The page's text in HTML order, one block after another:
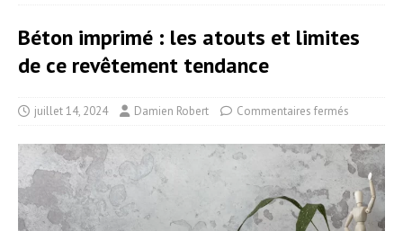
Béton imprimé : les atouts et limites
de ce revêtement tendance
juillet 14, 2024 Damien Robert Commentaires fermés